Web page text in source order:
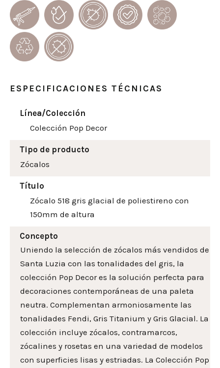
ESPECIFICACIONES TÉCNICAS
Línea/Colección
Colección Pop Decor
Tipo de producto
Zócalos
Título
Zócalo 518 gris glacial de poliestireno con
150mm de altura
Concepto
Uniendo la selección de zócalos más vendidos de
Santa Luzia con las tonalidades del gris, la
colección Pop Decor es la solución perfecta para
decoraciones contemporáneas de una paleta
neutra. Complementan armoniosamente las
tonalidades Fendi, Gris Titanium y Gris Glacial. La
colección incluye zócalos, contramarcos,
zócalines y rosetas en una variedad de modelos
con superficies lisas y estriadas. La Colección Pop